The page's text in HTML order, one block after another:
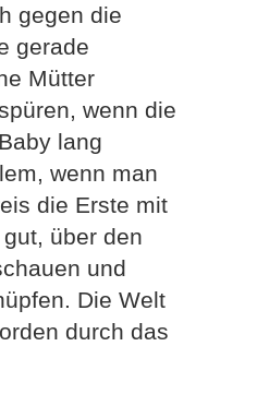
gegen die
gerade
Mütter
wenn die
lang
wenn man
die Erste mit
über den
und
Die Welt
durch das